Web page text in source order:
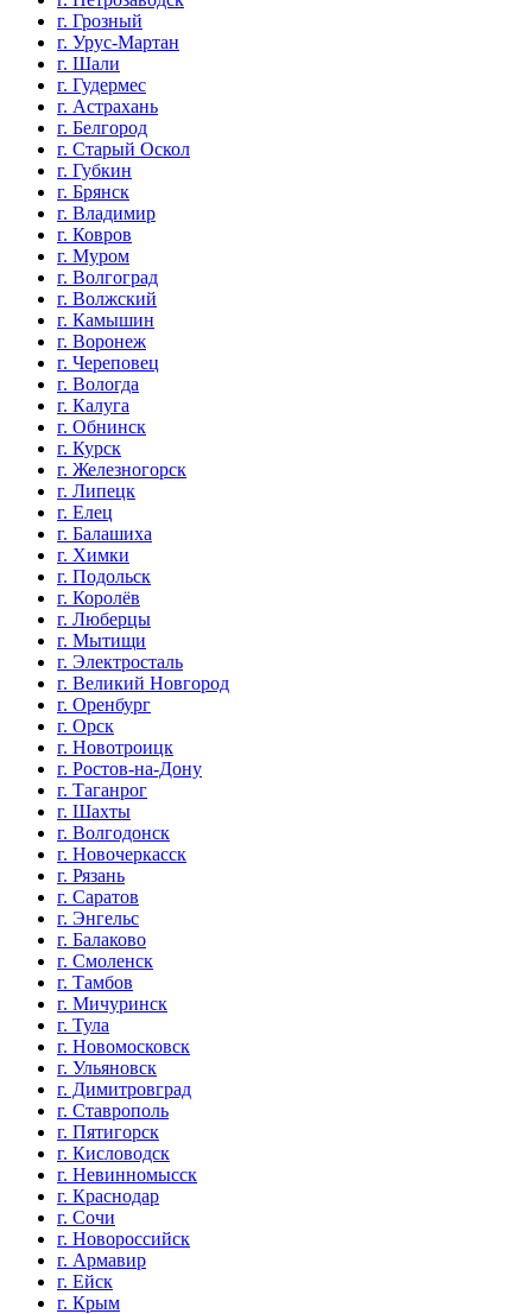
г. Грозный
г. Урус-Мартан
г. Шали
г. Гудермес
г. Астрахань
г. Белгород
г. Старый Оскол
г. Губкин
г. Брянск
г. Владимир
г. Ковров
г. Муром
г. Волгоград
г. Волжский
г. Камышин
г. Воронеж
г. Череповец
г. Вологда
г. Калуга
г. Обнинск
г. Курск
г. Железногорск
г. Липецк
г. Елец
г. Балашиха
г. Химки
г. Подольск
г. Королёв
г. Люберцы
г. Мытищи
г. Электросталь
г. Великий Новгород
г. Оренбург
г. Орск
г. Новотроицк
г. Ростов-на-Дону
г. Таганрог
г. Шахты
г. Волгодонск
г. Новочеркасск
г. Рязань
г. Саратов
г. Энгельс
г. Балаково
г. Смоленск
г. Тамбов
г. Мичуринск
г. Тула
г. Новомосковск
г. Ульяновск
г. Димитровград
г. Ставрополь
г. Пятигорск
г. Кисловодск
г. Невинномысск
г. Краснодар
г. Сочи
г. Новороссийск
г. Армавир
г. Ейск
г. Крым